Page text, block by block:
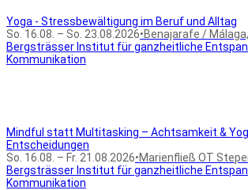
Yoga - Stressbewältigung im Beruf und Alltag
So. 16.08. – So. 23.08.2026•Benajarafe /
Bergsträsser Institut für ganzheitliche
Kommunikation
Mindful statt Multitasking – Achtsamkeit &
Entscheidungen
So. 16.08. – Fr. 21.08.2026•Marienfließ OT
Bergsträsser Institut für ganzheitliche
Kommunikation